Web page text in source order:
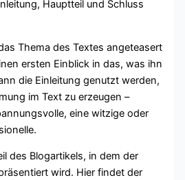
Hauptteil und Schluss
Thema des Textes angeteasert
ersten Einblick in das, was ihn
die Einleitung genutzt werden,
im Text zu erzeugen –
eine witzige oder
des Blogartikels, in dem der
wird. Hier findet der